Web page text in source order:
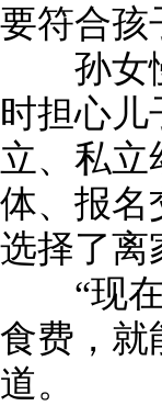
要符合孩
孙女慢
时担心儿
立、私立
体、报名
选择了离
“现在
食费，就
道。